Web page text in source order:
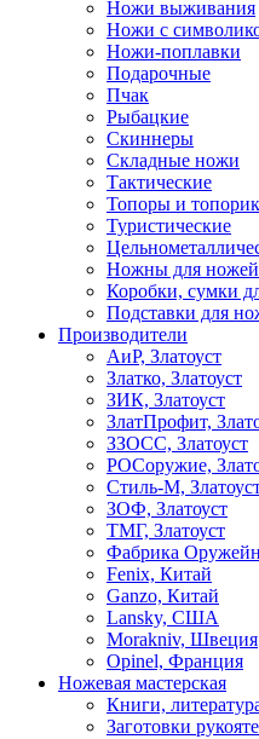
Ножи выживания
Ножи с
Ножи-поплавки
Подарочные
Пчак
Рыбацкие
Скиннеры
Складные ножи
Тактические
Топоры и
Туристические
Ножны для ножей
Коробки, сумки
Подставки для
Производители
АиР, Златоуст
Златко, Златоуст
ЗИК, Златоуст
ЗлатПрофит,
ЗЗОСС, Златоуст
РОСоружие,
Стиль-М,
ЗОФ, Златоуст
ТМГ, Златоуст
Фабрика
Fenix, Китай
Ganzo, Китай
Lansky, США
Morakniv, Швеция
Opinel, Франция
Ножевая мастерская
Книги,
Заготовки